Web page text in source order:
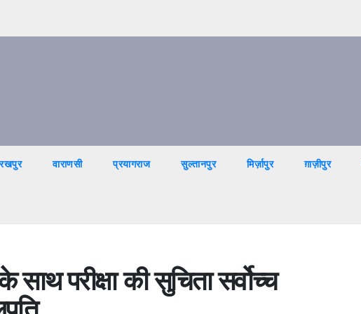
वाराणसी प्रयागराज सुल्तानपुर मिर्ज़ापुर ग़ाज़ीपुर
परीक्षा की सुचिता सर्वोच्च